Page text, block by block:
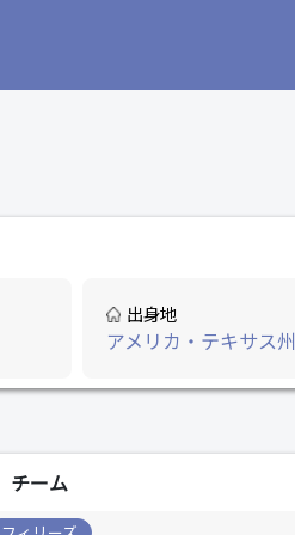
出身地
アメリカ・テキサス州
チーム